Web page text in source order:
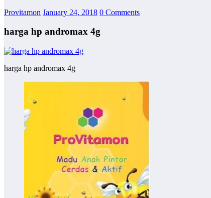
Provitamon January 24, 2018 0 Comments
harga hp andromax 4g
harga hp andromax 4g